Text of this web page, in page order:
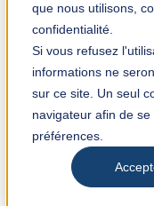
que nous utilisons,
confidentialité.
Si vous refusez
informations ne
sur ce site. Un seul
navigateur afin de
préférences.
+43 7442 60 10
TKM Austria
3333 Böhlerwerk
Autriche